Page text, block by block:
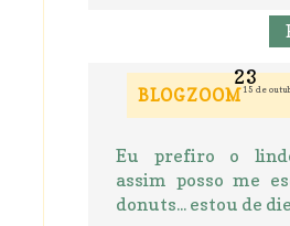
BLOGZOOM 15 de
Eu prefiro o
assim posso me
donuts... estou de